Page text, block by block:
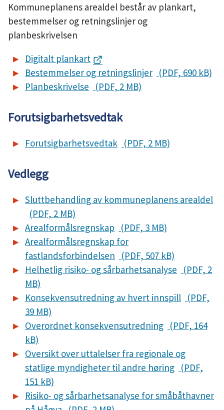
Kommuneplanens arealdel består av plankart,
bestemmelser og retningslinjer og
planbeskrivelsen
Digitalt plankart
Bestemmelser og retningslinjer (PDF, 690 kB)
Planbeskrivelse
(PDF, 2 MB)
Forutsigbarhetsvedtak
Forutsigbarhetsvedtak (PDF, 2 MB)
Vedlegg
Sluttbehandling av kommuneplanens arealdel
(PDF, 2 MB)
Arealformålsregnskap
(PDF, 3 MB)
Arealformålsregnskap for
fastlandsforbindelsen
(PDF, 507 kB)
Helhetlig risiko- og sårbarhetsanalyse
(PDF, 2
MB)
Konsekvensutredning av hvert innspill (PDF,
39 MB)
Overordnet konsekvensutredning (PDF, 164
kB)
Oversikt over uttalelser fra regionale og
statlige myndigheter til andre høring (PDF,
151 kB)
Risiko- og sårbarhetsanalyse for småbåthavner